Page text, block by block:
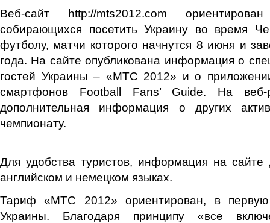
Веб-сайт http://mts2012.com
собирающихся посетить Украину во время
футболу, матчи которого начнутся 8 июня и
года. На сайте опубликована информация о
гостей Украины – «МТС 2012» и о
смартфонов Football Fans’ Guide. На веб-
дополнительная информация о других
чемпионату.
Для удобства туристов, информация на сайте
английском и немецком языках.
Тариф «МТС 2012» ориентирован, в первую
Украины. Благодаря принципу «все